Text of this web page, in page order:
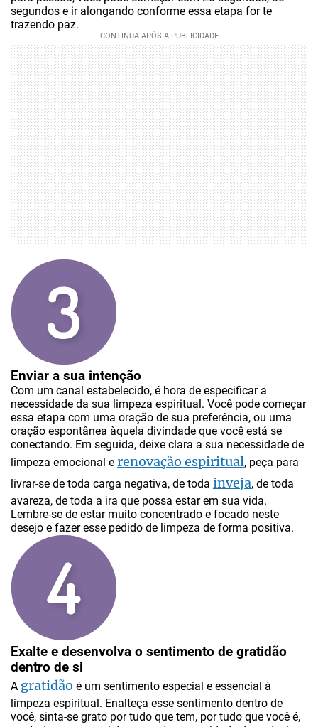
segundos e ir alongando conforme essa etapa for te
trazendo paz.
Enviar a sua intenção
Com um canal estabelecido, é hora de especificar a
necessidade da sua limpeza espiritual. Você pode começar
essa etapa com uma oração de sua preferência, ou uma
oração espontânea àquela divindade que você está se
conectando. Em seguida, deixe clara a sua necessidade de
limpeza emocional e renovação espiritual, peça para
livrar-se de toda carga negativa, de toda inveja, de toda
avareza, de toda a ira que possa estar em sua vida.
Lembre-se de estar muito concentrado e focado neste
desejo e fazer esse pedido de limpeza de forma positiva.
Exalte e desenvolva o sentimento de gratidão
dentro de si
A gratidão é um sentimento especial e essencial à
limpeza espiritual. Enalteça esse sentimento dentro de
você, sinta-se grato por tudo que tem, por tudo que você é,